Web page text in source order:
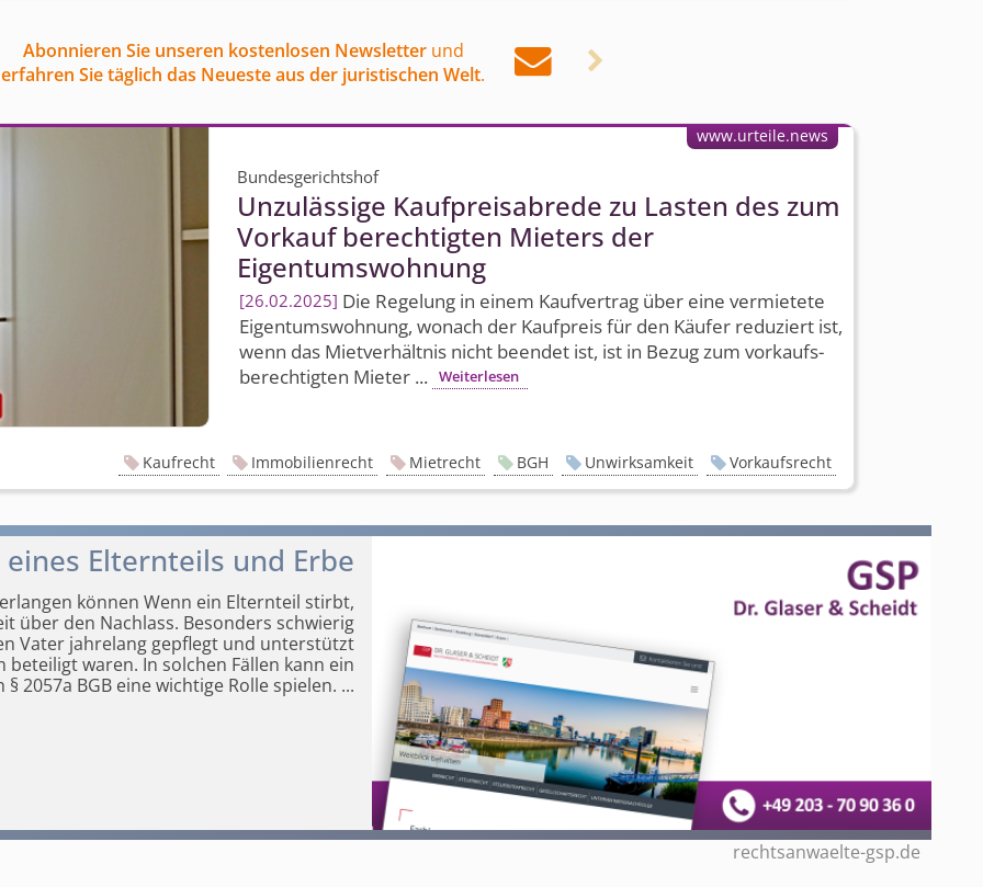
Abonnieren Sie unseren kostenlosen Newsletterund
erfahren Sie täglich das Neueste aus der juristischen Welt.  
Bundesgerichtshof
Unzulässige Kaufpreisabrede zu Lasten des zum
Vorkauf berechtigten Mieters der
Eigentumswohnung
26.02.2025 Die Regelung in einem Kaufvertrag über eine vermietete
Eigentumswohnung, wonach der Kaufpreis für den Käufer reduziert ist,
wenn das Mietverhältnis nicht beendet ist, ist in Bezug zum vorkaufs­
berechtigten Mieter ... Weiterlesen
www.urteile.news
Kaufrecht Immobilienrecht Mietrecht BGH Unwirksamkeit Vorkaufsrecht
eines Elternteils und Erbe
können Wenn ein Elternteil stirbt,
über den Nachlass. Besonders schwierig
Vater jahrelang gepflegt und unterstützt
waren. In solchen Fällen kann ein
2057a BGB eine wichtige Rolle spielen. ...
rechtsanwaelte-gsp.de